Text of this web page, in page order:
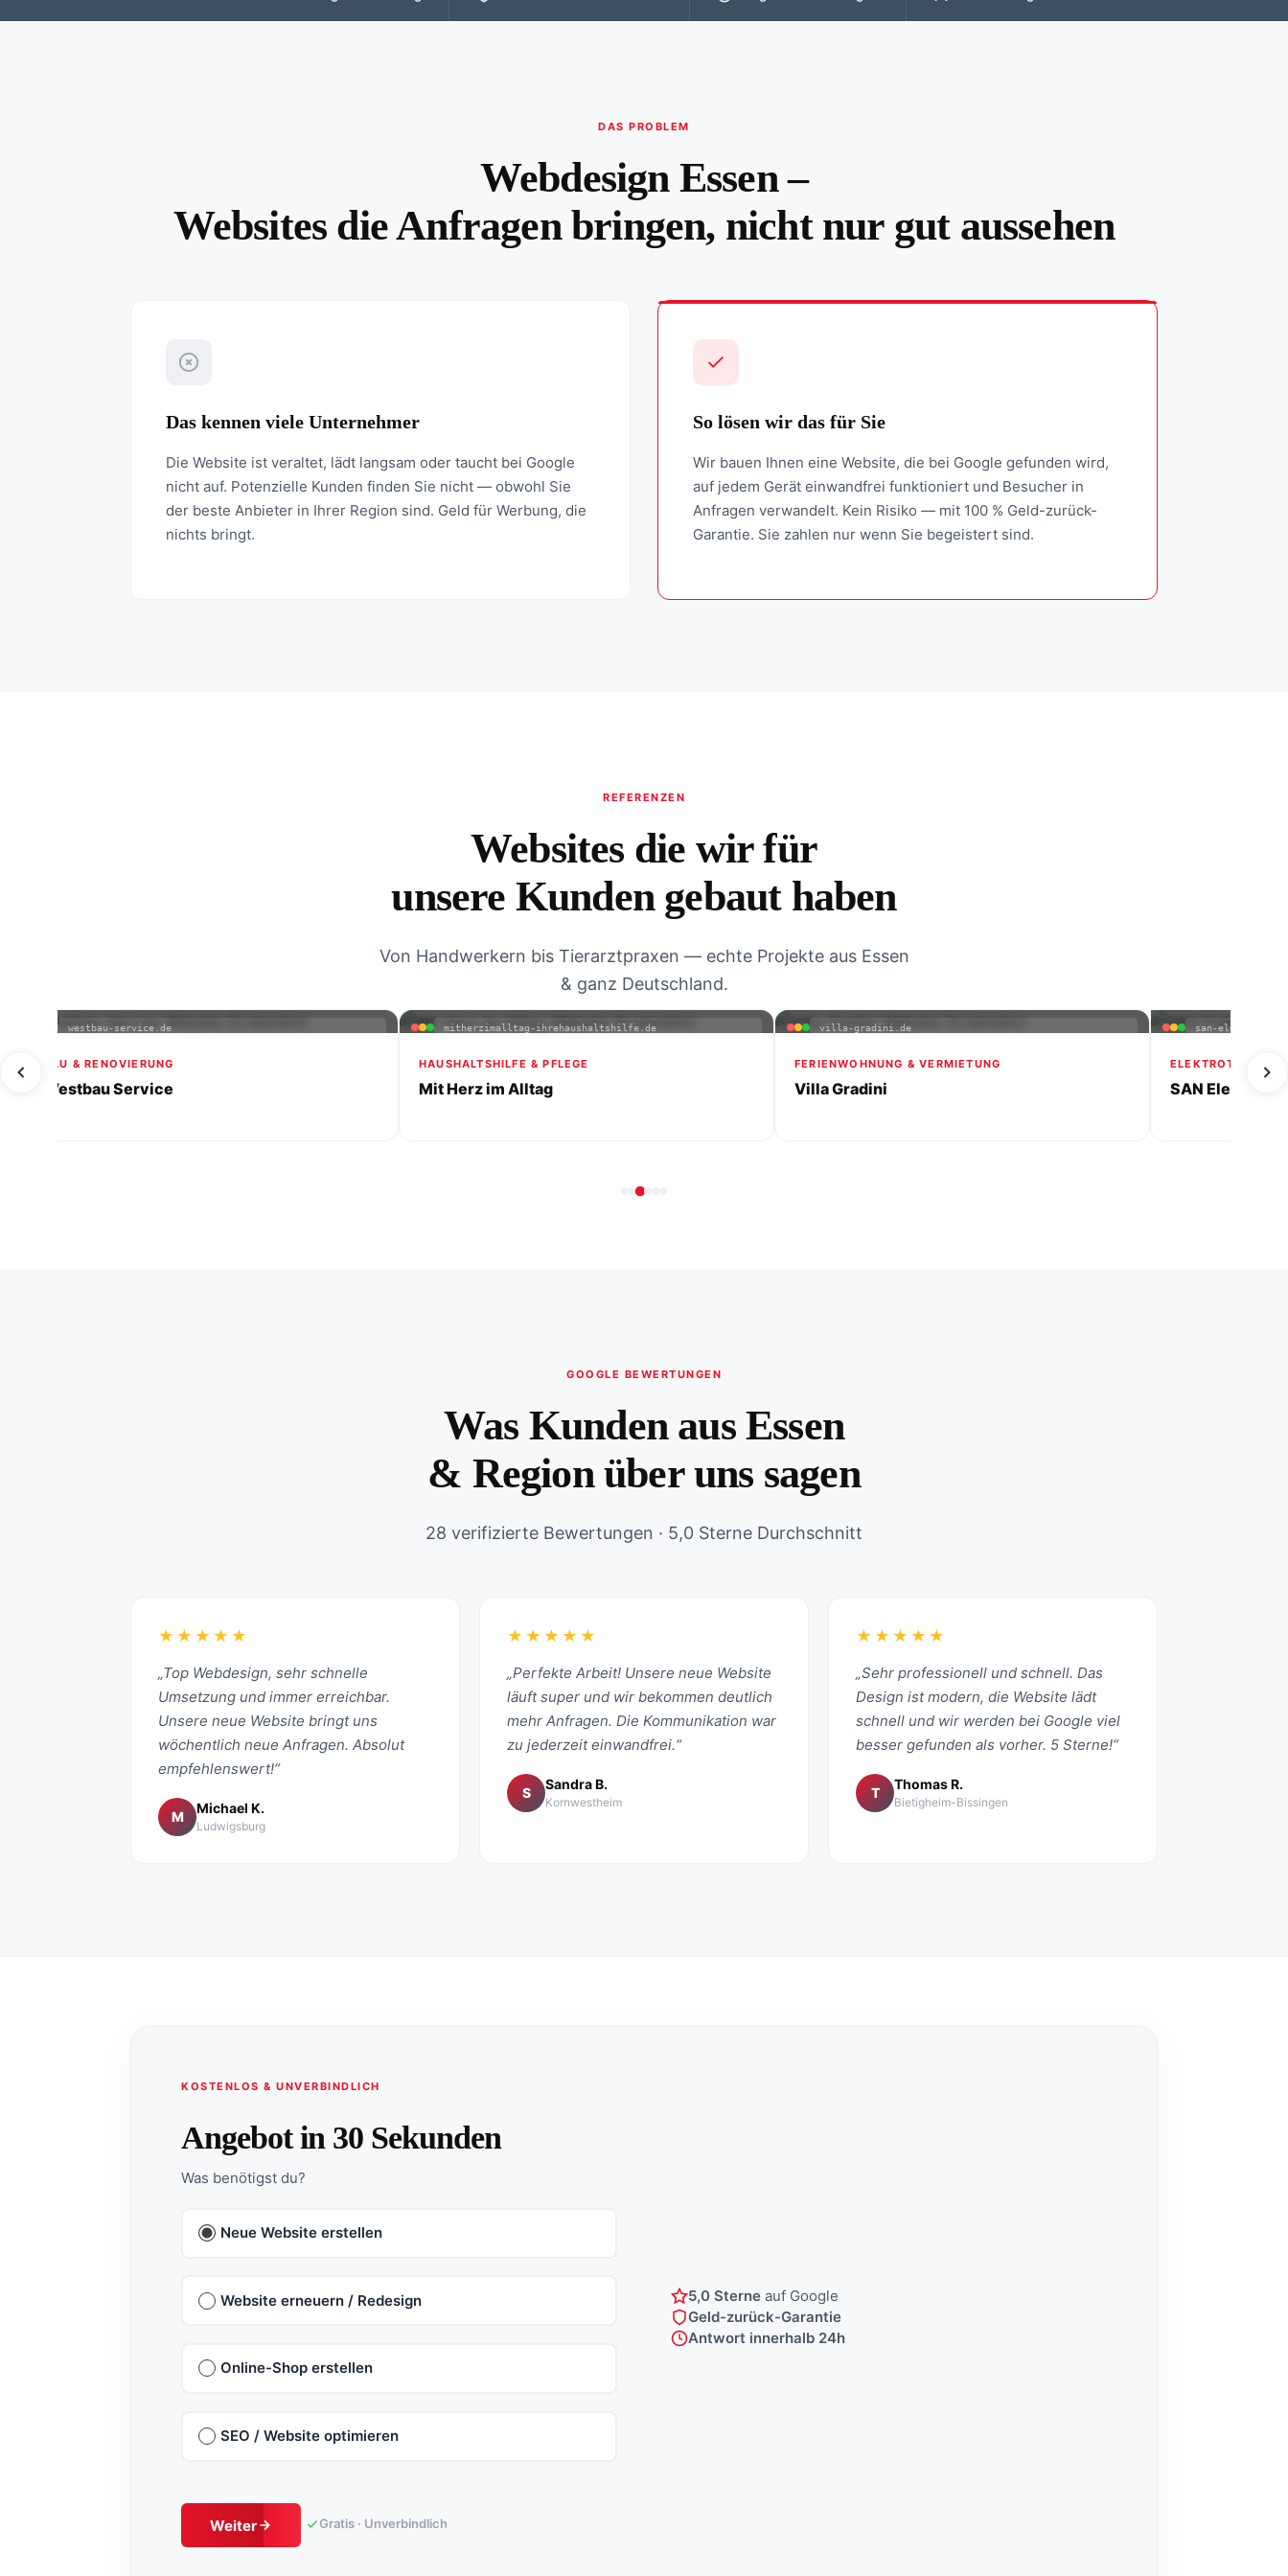
DAS PROBLEM
Webdesign Essen –
Websites die Anfragen bringen, nicht nur gut aussehen
Das kennen viele Unternehmer
Die Website ist veraltet, lädt langsam oder taucht bei Google
nicht auf. Potenzielle Kunden finden Sie nicht — obwohl Sie
der beste Anbieter in Ihrer Region sind. Geld für Werbung, die
nichts bringt.
So lösen wir das für Sie
Wir bauen Ihnen eine Website, die bei Google gefunden wird,
auf jedem Gerät einwandfrei funktioniert und Besucher in
Anfragen verwandelt. Kein Risiko — mit 100 % Geld-zurück-
Garantie. Sie zahlen nur wenn Sie begeistert sind.
REFERENZEN
Websites die wir für
unsere Kunden gebaut haben
Von Handwerkern bis Tierarztpraxen — echte Projekte aus Essen
& ganz Deutschland.
westbau-service.de
BAU & RENOVIERUNG
Westbau Service
mitherzimalltag-ihrehaushaltshilfe.de
HAUSHALTSHILFE & PFLEGE
Mit Herz im Alltag
villa-gradini.de
FERIENWOHNUNG & VERMIETUNG
Villa Gradini
san-
ELEKTROTECHNIK
SAN
GOOGLE BEWERTUNGEN
Was Kunden aus Essen
& Region über uns sagen
28 verifizierte Bewertungen · 5,0 Sterne Durchschnitt
★★★★★
„Top Webdesign, sehr schnelle
Umsetzung und immer erreichbar.
Unsere neue Website bringt uns
wöchentlich neue Anfragen. Absolut
empfehlenswert!“
M
Michael K.
Ludwigsburg
★★★★★
„Perfekte Arbeit! Unsere neue Website
läuft super und wir bekommen deutlich
mehr Anfragen. Die Kommunikation war
zu jederzeit einwandfrei.“
S
Sandra B.
Kornwestheim
★★★★★
„Sehr professionell und schnell. Das
Design ist modern, die Website lädt
schnell und wir werden bei Google viel
besser gefunden als vorher. 5 Sterne!“
T
Thomas R.
Bietigheim-Bissingen
KOSTENLOS & UNVERBINDLICH
Angebot in 30 Sekunden
Was benötigst du?
Neue Website erstellen
Website erneuern / Redesign
Online-Shop erstellen
SEO / Website optimieren
Weiter Gratis · Unverbindlich
5,0 Sterne auf Google
Geld-zurück-Garantie
Antwort innerhalb 24h